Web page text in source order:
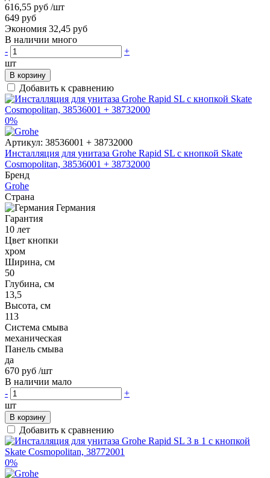
616,55 руб /шт
649 руб
Экономия 32,45 руб
В наличии много
-
+
шт
В корзину
Добавить к сравнению
0%
Артикул: 38536001 + 38732000
Инсталляция для унитаза Grohe Rapid SL с кнопкой Skate
Cosmopolitan, 38536001 + 38732000
Бренд
Grohe
Страна
Германия
Гарантия
10 лет
Цвет кнопки
хром
Ширина, см
50
Глубина, см
13,5
Высота, см
113
Система смыва
механическая
Панель смыва
да
670 руб /шт
В наличии мало
-
+
шт
В корзину
Добавить к сравнению
0%